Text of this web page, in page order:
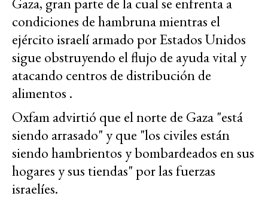
condiciones de hambruna mientras el
ejército israelí armado por Estados Unidos
sigue obstruyendo el flujo de ayuda vital y
atacando centros de distribución de
alimentos .
Oxfam advirtió que el norte de Gaza "está
siendo arrasado" y que "los civiles están
siendo hambrientos y bombardeados en sus
hogares y sus tiendas" por las fuerzas
israelíes.